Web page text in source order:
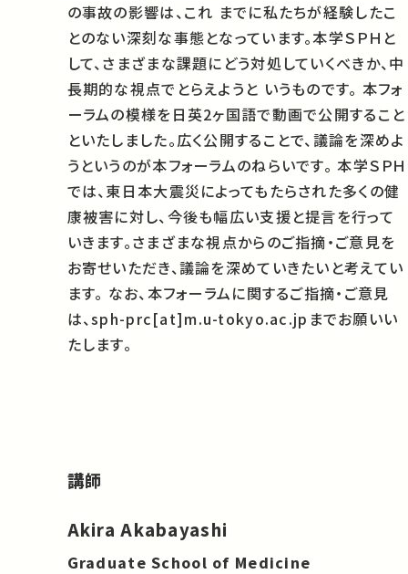
の事故の影響は、これ までに私たちが経験したこ
とのない深刻な事態となっています。本学ＳＰＨと
して、さまざまな課題にどう対処していくべきか、中
長期的な視点でとらえようと いうものです。 本フォ
ーラムの模様を日英2ヶ国語で動画で公開すること
といたしました。広く公開することで、議論を深めよ
うというのが本フォーラムのねらいです。 本学ＳＰＨ
では、東日本大震災によってもたらされた多くの健
康被害に対し、今後も幅広い支援と提言を行って
いきます。さまざまな視点からのご指摘・ご意見を
お寄せいただき、議論を深めていきたいと考えてい
ます。 なお、本フォーラムに関するご指摘・ご意見
は、sph-prc[at]m.u-tokyo.ac.jpまでお願いい
たします。
講師
Akira Akabayashi
Graduate School of Medicine